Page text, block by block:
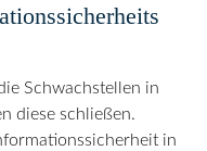
Schwachstellen in
diese schließen.
in